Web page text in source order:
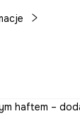
haftem –